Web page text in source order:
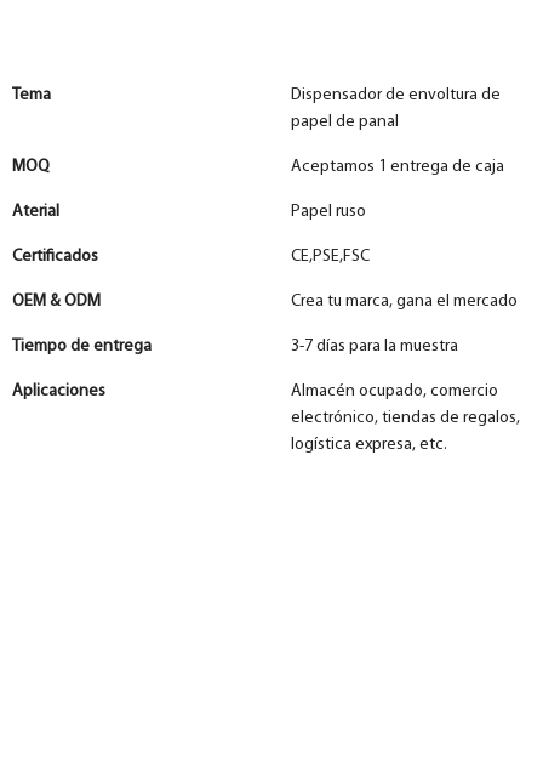
Tema
Dispensador de envoltura de
papel de panal
MOQ Aceptamos 1 entrega de caja
Aterial Papel ruso
Certificados CE,PSE,FSC
OEM & ODM Crea tu marca, gana el mercado
Tiempo de entrega 3-7 días para la muestra
Aplicaciones
Almacén ocupado, comercio
electrónico, tiendas de regalos,
logística expresa, etc.